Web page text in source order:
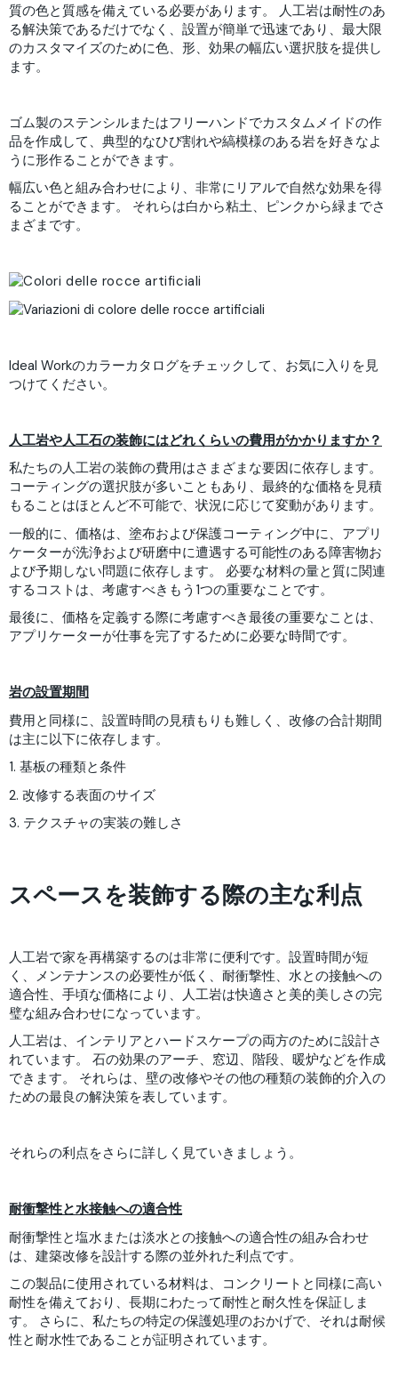
質の色と質感を備えている必要があります。 人工岩は耐性のあ
る解決策であるだけでなく、設置が簡単で迅速であり、最大限
のカスタマイズのために色、形、効果の幅広い選択肢を提供し
ます。
ゴム製のステンシルまたはフリーハンドでカスタムメイドの作
品を作成して、典型的なひび割れや縞模様のある岩を好きなよ
うに形作ることができます。
幅広い色と組み合わせにより、非常にリアルで自然な効果を得
ることができます。 それらは白から粘土、ピンクから緑までさ
まざまです。
Ideal Workのカラーカタログをチェックして、お気に入りを見
つけてください。
人工岩や人工石の装飾にはどれくらいの費用がかかりますか？
私たちの人工岩の装飾の費用はさまざまな要因に依存します。
コーティングの選択肢が多いこともあり、最終的な価格を見積
もることはほとんど不可能で、状況に応じて変動があります。
一般的に、価格は、塗布および保護コーティング中に、アプリ
ケーターが洗浄および研磨中に遭遇する可能性のある障害物お
よび予期しない問題に依存します。 必要な材料の量と質に関連
するコストは、考慮すべきもう1つの重要なことです。
最後に、価格を定義する際に考慮すべき最後の重要なことは、
アプリケーターが仕事を完了するために必要な時間です。
岩の設置期間
費用と同様に、設置時間の見積もりも難しく、改修の合計期間
は主に以下に依存します。
1. 基板の種類と条件
2. 改修する表面のサイズ
3. テクスチャの実装の難しさ
スペースを装飾する際の主な利点
人工岩で家を再構築するのは非常に便利です。設置時間が短
く、メンテナンスの必要性が低く、耐衝撃性、水との接触への
適合性、手頃な価格により、人工岩は快適さと美的美しさの完
璧な組み合わせになっています。
人工岩は、インテリアとハードスケープの両方のために設計さ
れています。 石の効果のアーチ、窓辺、階段、暖炉などを作成
できます。 それらは、壁の改修やその他の種類の装飾的介入の
ための最良の解決策を表しています。
それらの利点をさらに詳しく見ていきましょう。
耐衝撃性と水接触への適合性
耐衝撃性と塩水または淡水との接触への適合性の組み合わせ
は、建築改修を設計する際の並外れた利点です。
この製品に使用されている材料は、コンクリートと同様に高い
耐性を備えており、長期にわたって耐性と耐久性を保証しま
す。 さらに、私たちの特定の保護処理のおかげで、それは耐候
性と耐水性であることが証明されています。